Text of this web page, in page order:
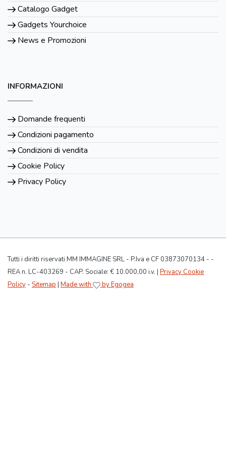
Catalogo Gadget
Gadgets Yourchoice
News e Promozioni
INFORMAZIONI
Domande frequenti
Condizioni pagamento
Condizioni di vendita
Cookie Policy
Privacy Policy
Tutti i diritti riservati MM IMMAGINE SRL - P.Iva e CF 03873070134 - -
REA n. LC-403269 - CAP. Sociale: € 10.000,00 i.v. | Privacy Cookie
Policy - Sitemap Made with by Egogea